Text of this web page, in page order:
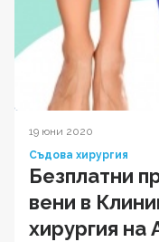
19 юни 2020
Съдова хирургия
Безплатни
вени в
хирургия